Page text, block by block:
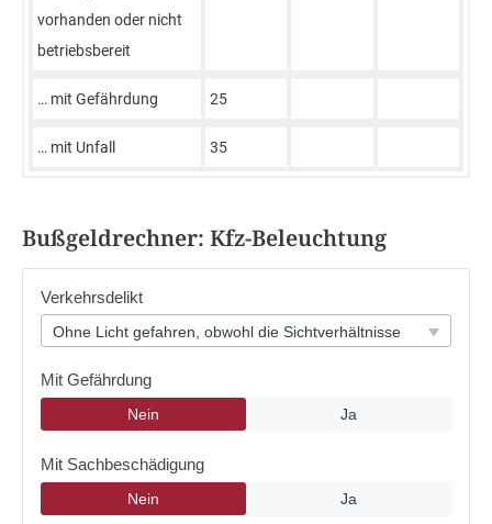
vorhanden oder nicht
betriebsbereit
… mit Gefährdung 25
… mit Unfall 35
Bußgeldrechner: Kfz-Beleuchtung